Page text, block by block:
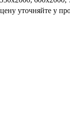
уточняйте у